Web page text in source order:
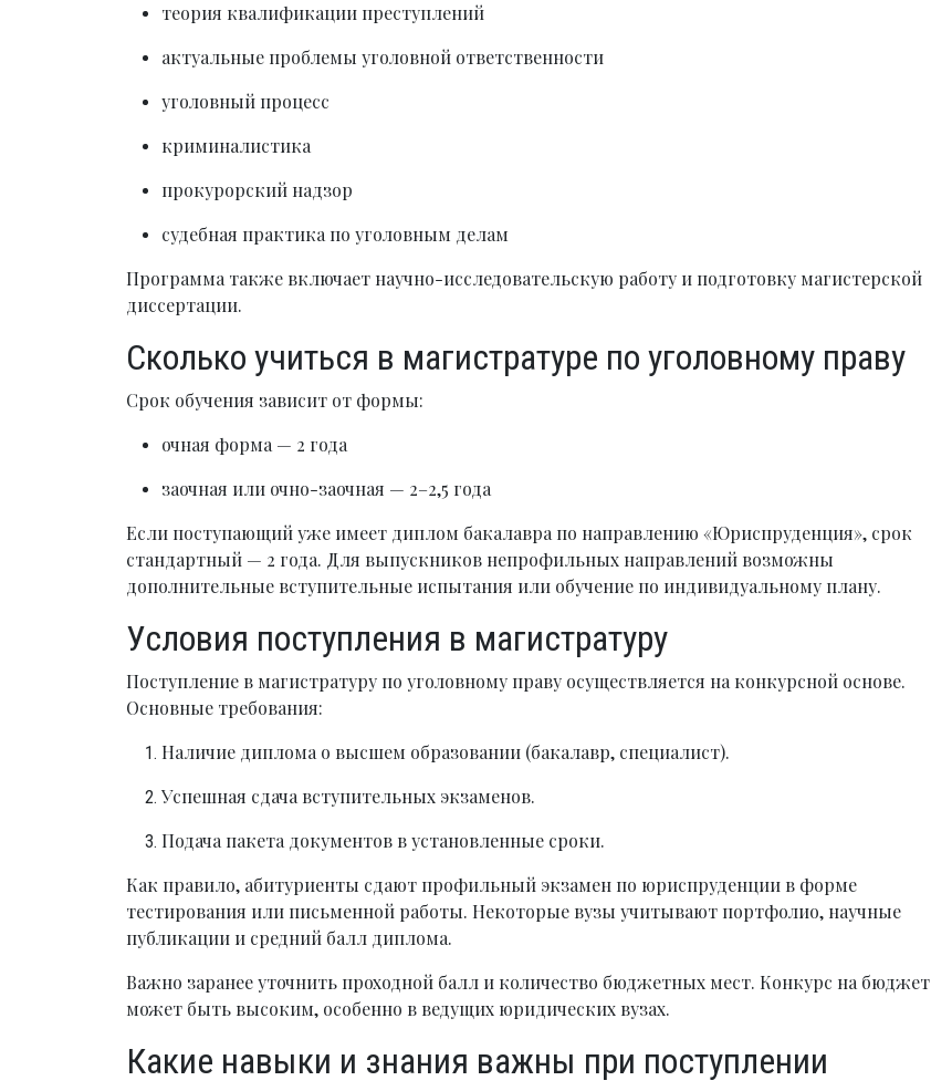
теория квалификации преступлений
актуальные проблемы уголовной ответственности
уголовный процесс
криминалистика
прокурорский надзор
судебная практика по уголовным делам
Программа также включает научно-исследовательскую работу и подготовку магистерской
диссертации.
Сколько учиться в магистратуре по уголовному праву
Срок обучения зависит от формы:
очная форма — 2 года
заочная или очно-заочная — 2–2,5 года
Если поступающий уже имеет диплом бакалавра по направлению «Юриспруденция», срок
стандартный — 2 года. Для выпускников непрофильных направлений возможны
дополнительные вступительные испытания или обучение по индивидуальному плану.
Условия поступления в магистратуру
Поступление в магистратуру по уголовному праву осуществляется на конкурсной основе.
Основные требования:
Наличие диплома о высшем образовании (бакалавр, специалист).
Успешная сдача вступительных экзаменов.
Подача пакета документов в установленные сроки.
Как правило, абитуриенты сдают профильный экзамен по юриспруденции в форме
тестирования или письменной работы. Некоторые вузы учитывают портфолио, научные
публикации и средний балл диплома.
Важно заранее уточнить проходной балл и количество бюджетных мест. Конкурс на бюджет
может быть высоким, особенно в ведущих юридических вузах.
Какие навыки и знания важны при поступлении